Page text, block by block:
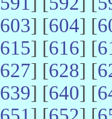
603] [604] [
615] [616] [
627] [628] [
639] [640] [